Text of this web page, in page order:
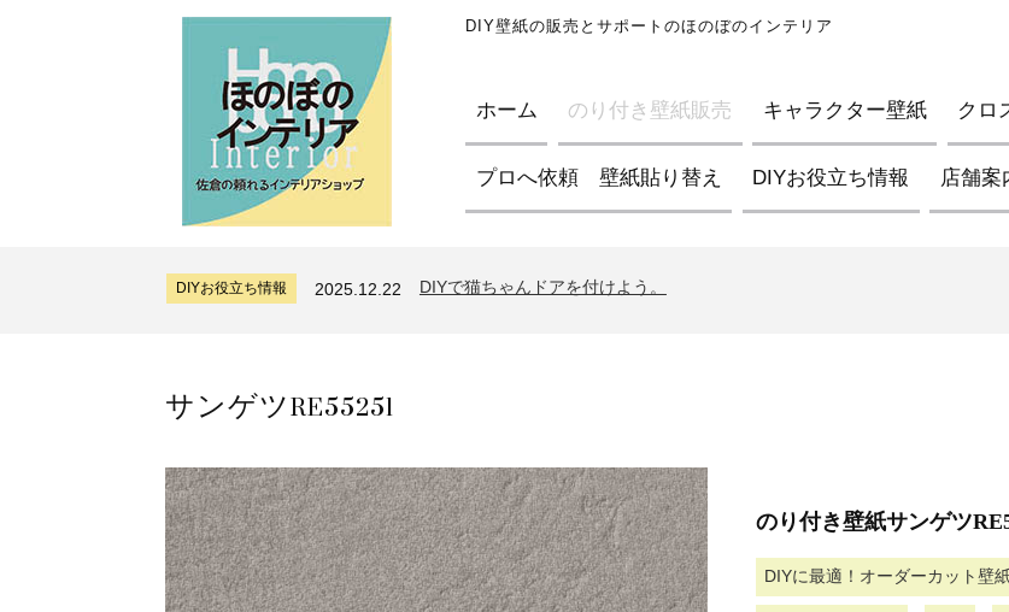
DIY壁紙の販売とサポートのほのぼのインテリア
ホーム のり付き壁紙販売 キャラクター壁紙 クロ
プロへ依頼 壁紙貼り替え DIYお役立ち情報 店舗案
DIYお役立ち情報 2024.7.11
DIYお役立ち情報 2025.12.22 DIYで猫ちゃんドアを付けよう。
DIYお役立ち情報 2024.7.11
サンゲツRE55251
のり付き壁紙サンゲツ
DIYに最適！オーダーカット壁